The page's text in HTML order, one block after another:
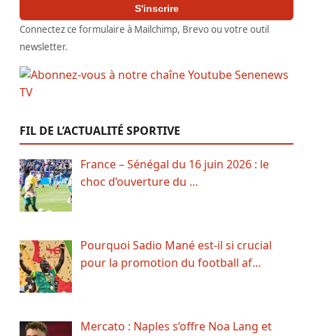
S'inscrire
Connectez ce formulaire à Mailchimp, Brevo ou votre outil
newsletter.
FIL DE L’ACTUALITÉ SPORTIVE
France – Sénégal du 16 juin 2026 : le
choc d’ouverture du …
Pourquoi Sadio Mané est-il si crucial
pour la promotion du football af…
Mercato : Naples s’offre Noa Lang et